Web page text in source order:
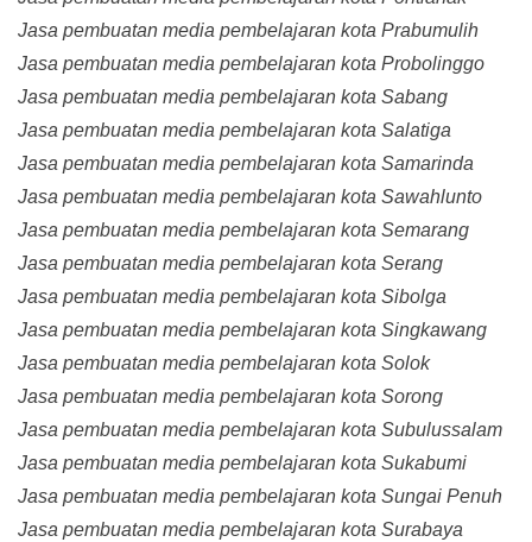
Jasa pembuatan media pembelajaran kota Prabumulih
Jasa pembuatan media pembelajaran kota Probolinggo
Jasa pembuatan media pembelajaran kota Sabang
Jasa pembuatan media pembelajaran kota Salatiga
Jasa pembuatan media pembelajaran kota Samarinda
Jasa pembuatan media pembelajaran kota Sawahlunto
Jasa pembuatan media pembelajaran kota Semarang
Jasa pembuatan media pembelajaran kota Serang
Jasa pembuatan media pembelajaran kota Sibolga
Jasa pembuatan media pembelajaran kota Singkawang
Jasa pembuatan media pembelajaran kota Solok
Jasa pembuatan media pembelajaran kota Sorong
Jasa pembuatan media pembelajaran kota Subulussalam
Jasa pembuatan media pembelajaran kota Sukabumi
Jasa pembuatan media pembelajaran kota Sungai Penuh
Jasa pembuatan media pembelajaran kota Surabaya